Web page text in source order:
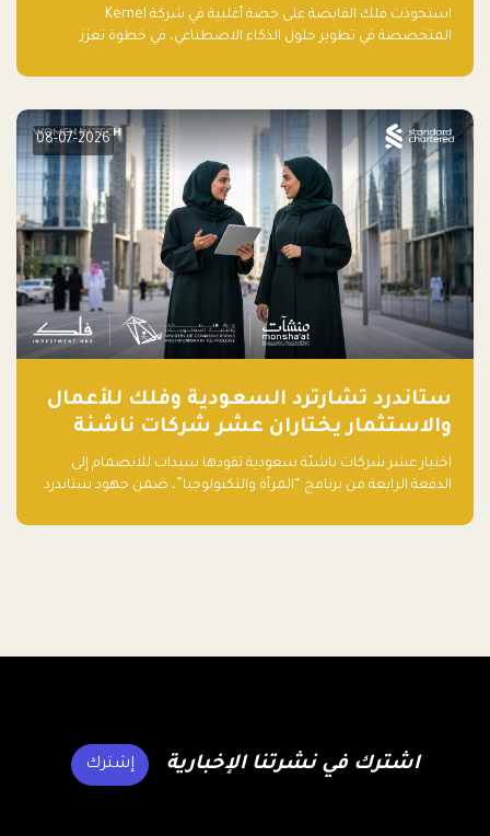
استحوذت فلك القابضة على حصة أغلبية في شركة Kernel
المتخصصة في تطوير حلول الذكاء الاصطناعي، في خطوة تعزز
المنطقة.
08-07-2026
ستاندرد تشارترد السعودية وفلك للأعمال
والاستثمار يختاران عشر شركات ناشئة
تقودها سيدات للدفعة الرابعة من برنامج
"المرأة والتكنولوجيا"
اختيار عشر شركات ناشئة سعودية تقودها سيدات للانضمام إلى
الدفعة الرابعة من برنامج “المرأة والتكنولوجيا”، ضمن جهود ستاندرد
وتعزيز منظومة الشركات الناشئة في المملكة.
اشترك في نشرتنا الإخبارية إشترك